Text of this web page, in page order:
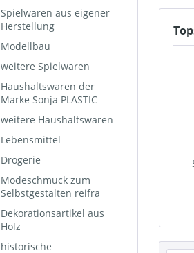
Spielwaren aus eigener
Herstellung
Modellbau
weitere Spielwaren
Haushaltswaren der
Marke Sonja PLASTIC
weitere Haushaltswaren
Lebensmittel
Drogerie
Modeschmuck zum
Selbstgestalten reifra
Dekorationsartikel aus
Holz
historische